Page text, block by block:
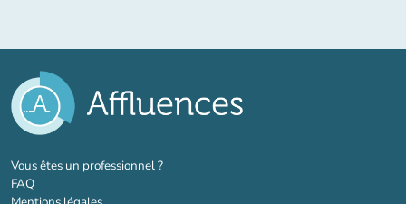
Vous êtes un professionnel ?(nouvel onglet)
FAQ